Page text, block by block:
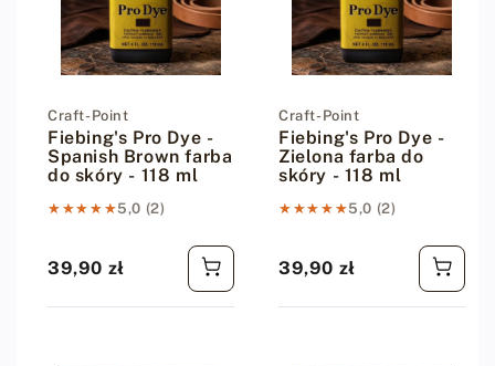
Dostawca:
Craft-Point
Fiebing's Pro Dye -
Spanish Brown farba
do skóry - 118 ml
★★★★★
★★★★★5,0 (2)
Cena regularna
39,90 zł
Dostawca:
Craft-Point
Fiebing's Pro Dye -
Zielona farba do
skóry - 118 ml
★★★★★
★★★★★5,0 (2)
Cena regularna
39,90 zł